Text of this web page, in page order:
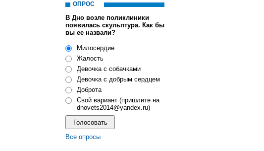
ОПРОС
В Дно возле поликлиники
появилась скульптура. Как бы
вы ее назвали?
Милосердие
Жалость
Девочка с собачками
Девочка с добрым сердцем
Доброта
Свой вариант (пришлите на
dnovets2014@yandex.ru)
Все опросы